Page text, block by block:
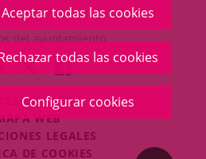
Aceptar todas las cookies
todas las cookies
Configurar cookies
en
una
ventana
nueva.
aplicación
externa.
del ayuntamiento
ENLACE
A
UNA
APLICACIÓN
EXTERNA.
ENLACE
A
UNA
APLICACIÓN
EXTERNA.
ENLACE
A
UNA
EXTERNA.
WEB
LEGALES
DE COOKIES